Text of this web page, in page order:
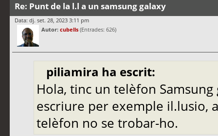
Re: Punt de la l.l a un samsung galaxy
Data: dj. set. 28, 2023 3:11 pm
Autor: cubells (Entrades: 626)
piliamira ha escrit:
Hola, tinc un telèfon
escriure per exemple il.lusio,
telèfon no se trobar-ho.